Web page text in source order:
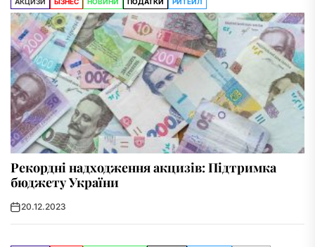
Рекордні надходження акцизів: Підтримка
бюджету України
20.12.2023